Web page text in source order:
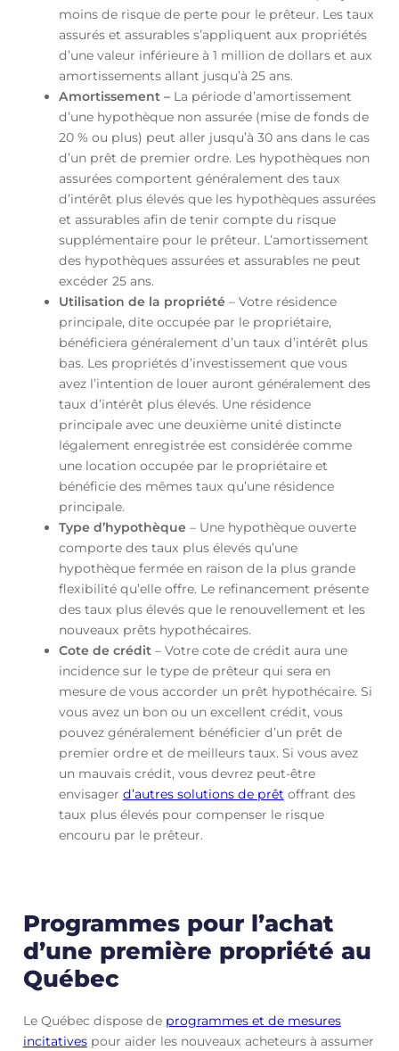
moins de risque de perte pour le prêteur. Les taux
assurés et assurables s’appliquent aux propriétés
d’une valeur inférieure à 1 million de dollars et aux
amortissements allant jusqu’à 25 ans.
Amortissement – La période d’amortissement
d’une hypothèque non assurée (mise de fonds de
20 % ou plus) peut aller jusqu’à 30 ans dans le cas
d’un prêt de premier ordre. Les hypothèques non
assurées comportent généralement des taux
d’intérêt plus élevés que les hypothèques assurées
et assurables afin de tenir compte du risque
supplémentaire pour le prêteur. L’amortissement
des hypothèques assurées et assurables ne peut
excéder 25 ans.
Utilisation de la propriété – Votre résidence
principale, dite occupée par le propriétaire,
bénéficiera généralement d’un taux d’intérêt plus
bas. Les propriétés d’investissement que vous
avez l’intention de louer auront généralement des
taux d’intérêt plus élevés. Une résidence
principale avec une deuxième unité distincte
légalement enregistrée est considérée comme
une location occupée par le propriétaire et
bénéficie des mêmes taux qu’une résidence
principale.
Type d’hypothèque – Une hypothèque ouverte
comporte des taux plus élevés qu’une
hypothèque fermée en raison de la plus grande
flexibilité qu’elle offre. Le refinancement présente
des taux plus élevés que le renouvellement et les
nouveaux prêts hypothécaires.
Cote de crédit– Votre cote de crédit aura une
incidence sur le type de prêteur qui sera en
mesure de vous accorder un prêt hypothécaire. Si
vous avez un bon ou un excellent crédit, vous
pouvez généralement bénéficier d’un prêt de
premier ordre et de meilleurs taux. Si vous avez
un mauvais crédit, vous devrez peut-être
envisager d’autres solutions de prêtoffrant des
taux plus élevés pour compenser le risque
encouru par le prêteur.
Programmes pour l’achat
d’une première propriété au
Québec
Le Québec dispose de programmes et de mesures
incitativespour aider les nouveaux acheteurs à assumer